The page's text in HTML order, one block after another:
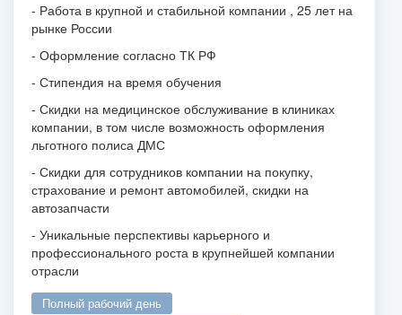
- Работа в крупной и стабильной компании , 25 лет на
рынке России
- Оформление согласно ТК РФ
- Стипендия на время обучения
- Скидки на медицинское обслуживание в клиниках
компании, в том числе возможность оформления
льготного полиса ДМС
- Скидки для сотрудников компании на покупку,
страхование и ремонт автомобилей, скидки на
автозапчасти
- Уникальные перспективы карьерного и
профессионального роста в крупнейшей компании
отрасли
полный рабочий день